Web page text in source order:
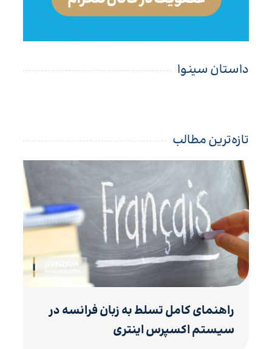
داستان سینوا
تازه‌ترین مطالب
راهنمای کامل تسلط به زبان فرانسه در
سیستم اکسپرس اینتری